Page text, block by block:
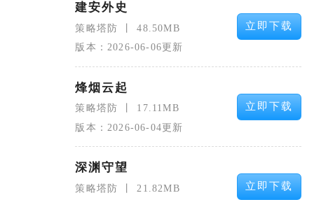
建安外史
策略塔防
48.50MB
版本：2026-06-06更新
立即下载
烽烟云起
策略塔防
17.11MB
版本：2026-06-04更新
立即下载
深渊守望
策略塔防
21.82MB
立即下载